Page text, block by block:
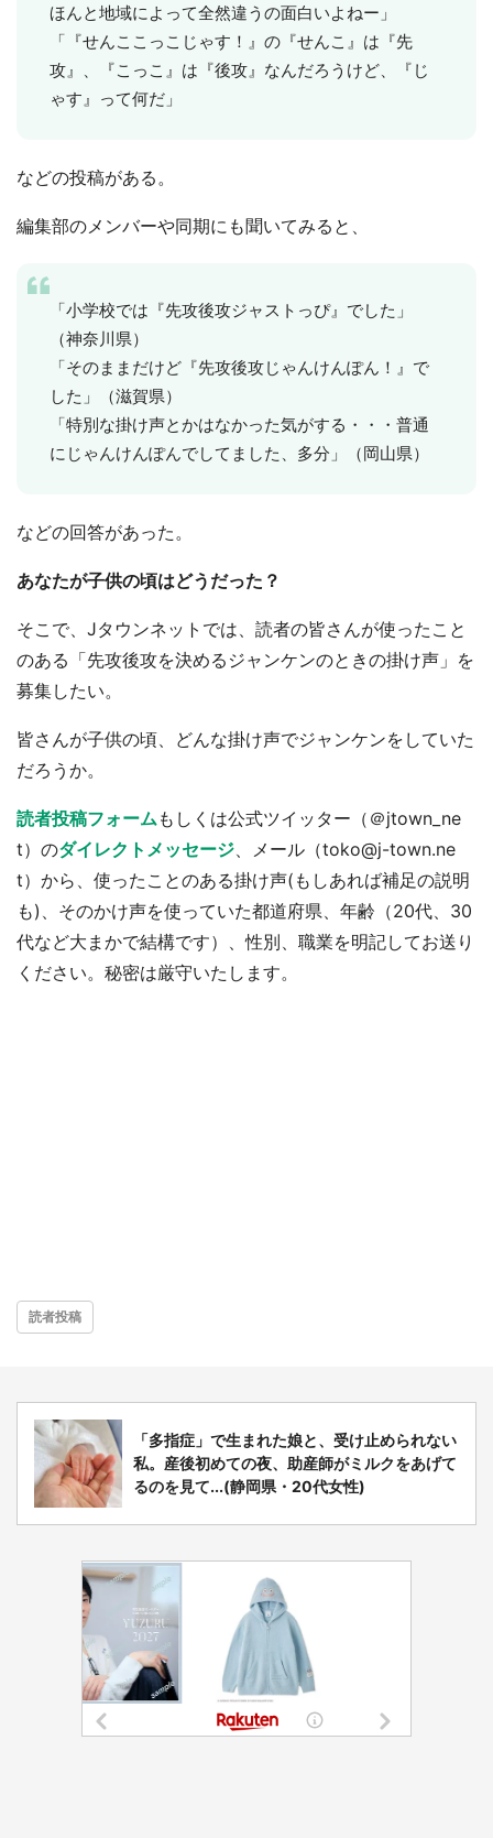
ほんと地域によって全然違うの面白いよねー」
「『せんここっこじゃす！』の『せんこ』は『先
攻』、『こっこ』は『後攻』なんだろうけど、『じ
ゃす』って何だ」
などの投稿がある。
編集部のメンバーや同期にも聞いてみると、
「小学校では『先攻後攻ジャストっぴ』でした」
（神奈川県）
「そのままだけど『先攻後攻じゃんけんぽん！』で
した」（滋賀県）
「特別な掛け声とかはなかった気がする・・・普通
にじゃんけんぽんでしてました、多分」（岡山県）
などの回答があった。
あなたが子供の頃はどうだった？
そこで、Jタウンネットでは、読者の皆さんが使ったこと
のある「先攻後攻を決めるジャンケンのときの掛け声」を
募集したい。
皆さんが子供の頃、どんな掛け声でジャンケンをしていた
だろうか。
読者投稿フォーム もしくは公式ツイッター（＠jtown_ne
t）のダイレクトメッセージ 、メール（toko@j-town.ne
t）から、使ったことのある掛け声(もしあれば補足の説明
も)、そのかけ声を使っていた都道府県、年齢（20代、30
代など大まかで結構です）、性別、職業を明記してお送り
ください。秘密は厳守いたします。
読者投稿
「多指症」で生まれた娘と、受け止められない
私。産後初めての夜、助産師がミルクをあげて
るのを見て...(静岡県・20代女性)